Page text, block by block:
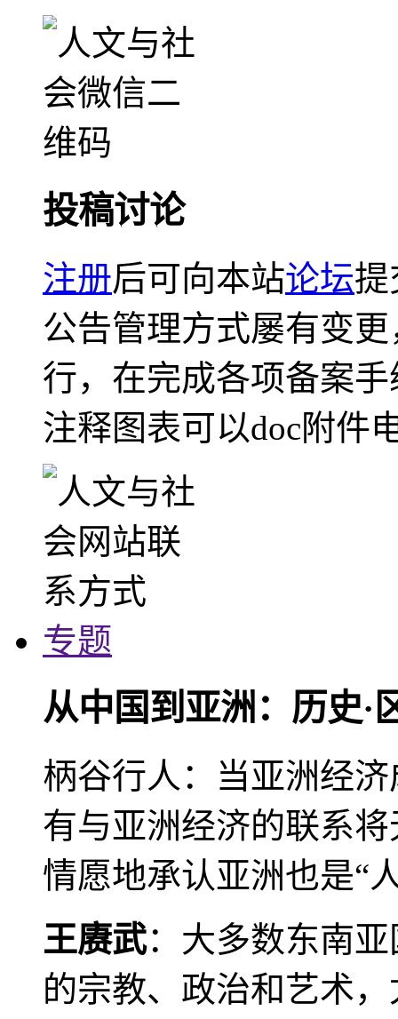
投稿讨论
注册后可向本站论坛提
公告管理方式屡有变
行，在完成各项备案
注释图表可以doc附件
专题
从中国到亚洲：历史·
柄谷行人：当亚洲经
有与亚洲经济的联系
情愿地承认亚洲也是“
王赓武：大多数东南
的宗教、政治和艺术